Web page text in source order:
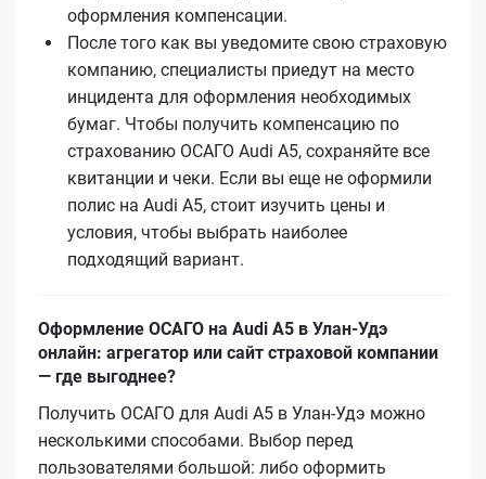
оформления компенсации.
После того как вы уведомите свою страховую
компанию, специалисты приедут на место
инцидента для оформления необходимых
бумаг. Чтобы получить компенсацию по
страхованию ОСАГО Audi A5, сохраняйте все
квитанции и чеки. Если вы еще не оформили
полис на Audi A5, стоит изучить цены и
условия, чтобы выбрать наиболее
подходящий вариант.
Оформление ОСАГО на Audi A5 в Улан-Удэ
онлайн: агрегатор или сайт страховой компании
— где выгоднее?
Получить ОСАГО для Audi A5 в Улан-Удэ можно
несколькими способами. Выбор перед
пользователями большой: либо оформить